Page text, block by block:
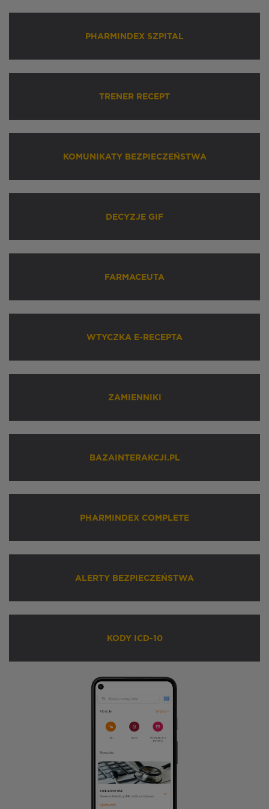
PHARMINDEX SZPITAL
TRENER RECEPT
KOMUNIKATY BEZPIECZEŃSTWA
DECYZJE GIF
FARMACEUTA
WTYCZKA E-RECEPTA
ZAMIENNIKI
BAZAINTERAKCJI.PL
PHARMINDEX COMPLETE
ALERTY BEZPIECZEŃSTWA
KODY ICD-10